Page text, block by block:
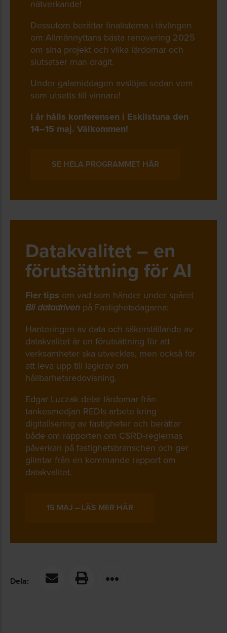
nätverkande!
Dessutom berättar finalisterna i tävlingen
om Allmännyttans bästa renovering 2025
om sina projekt och vilka lärdomar och
slutsatser man dragit.
Under galamiddagen avslöjas sedan vem
som utsetts till vinnare!
I år hålls konferensen i Eskilstuna den
14–15 maj. Välkommen!
SE HELA PROGRAMMET HÄR
Datakvalitet – en
förutsättning för AI
Fler tips om vad som händer under spåret
Bli datadriven på Fastighetsdagarna:
Hanteringen av data och säkerställande av
datakvalitet är en förutsättning för att
verksamheter ska utvecklas, men också för
att leva upp till lagkrav om
hållbarhetsredovisning.
Edgar Luczak delar lärdomar från
tankesmedjan REDIs arbete kring
digitalisering av fastigheter och berättar
både om rapporten om CSRD-reglernas
påverkan på fastighetsbranschen och ger
glimtar från en kommande rapport om
datakvalitet.
15 MAJ – LÄS MER HÄR
Dela: